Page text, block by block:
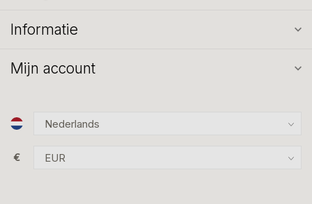
Informatie
Mijn account
€